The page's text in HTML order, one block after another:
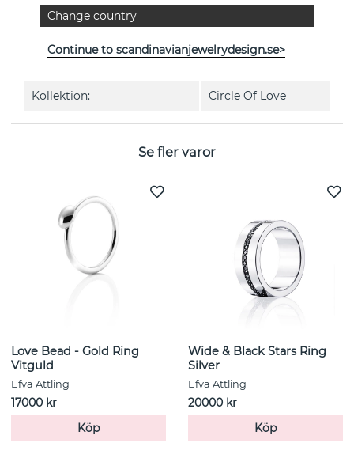
Circle Of Love Örhänge Guld från svenska Efva Attling
EGENSKAPER
Kollektion: Circle Of Love
Se fler varor
Love Bead - Gold Ring
Vitguld
Efva Attling
17000 kr
Köp
Wide & Black Stars Ring
Silver
Efva Attling
20000 kr
Köp
Change country
Continue to scandinavianjewelrydesign.se>